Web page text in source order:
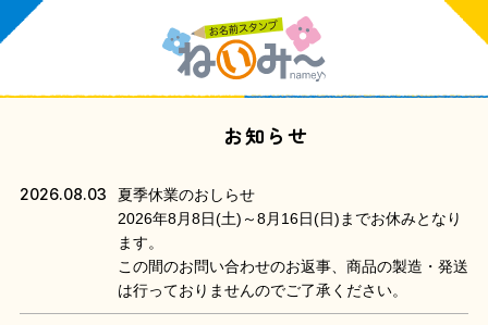
お知らせ
2026.08.03
夏季休業のおしらせ
2026年8月8日(土)～8月16日(日)までお休みとなり
ます。
この間のお問い合わせのお返事、商品の製造・発送
は行っておりませんのでご了承ください。